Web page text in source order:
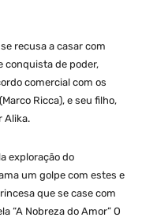
recusa a casar com
conquista de poder,
comercial com os
Ricca), e seu filho,
Alika.
exploração do
um golpe com estes e
que se case com
“A Nobreza do Amor” O